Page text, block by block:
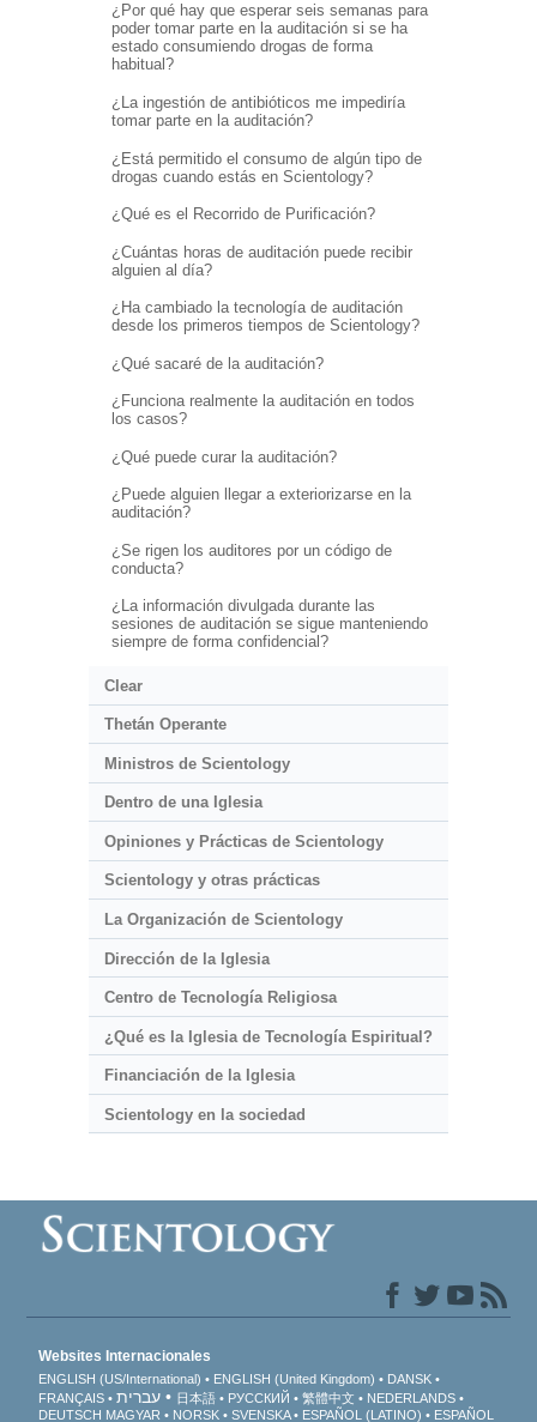
¿Por qué hay que esperar seis semanas para
poder tomar parte en la auditación si se ha
estado consumiendo drogas de forma
habitual?
¿La ingestión de antibióticos me impediría
tomar parte en la auditación?
¿Está permitido el consumo de algún tipo de
drogas cuando estás en Scientology?
¿Qué es el Recorrido de Purificación?
¿Cuántas horas de auditación puede recibir
alguien al día?
¿Ha cambiado la tecnología de auditación
desde los primeros tiempos de Scientology?
¿Qué sacaré de la auditación?
¿Funciona realmente la auditación en todos
los casos?
¿Qué puede curar la auditación?
¿Puede alguien llegar a exteriorizarse en la
auditación?
¿Se rigen los auditores por un código de
conducta?
¿La información divulgada durante las
sesiones de auditación se sigue manteniendo
siempre de forma confidencial?
Clear
Thetán Operante
Ministros de Scientology
Dentro de una Iglesia
Opiniones y Prácticas de Scientology
Scientology y otras prácticas
La Organización de Scientology
Dirección de la Iglesia
Centro de Tecnología Religiosa
¿Qué es la Iglesia de Tecnología Espiritual?
Financiación de la Iglesia
Scientology en la sociedad
Websites Internacionales
ENGLISH (US/International) ENGLISH (United Kingdom)
DANSK
FRANÇAIS
עברית 日本語 РУССКИЙ 繁體中文
NEDERLANDS
DEUTSCH MAGYAR NORSK SVENSKA ESPAÑOL (LATINO) ESPAÑOL